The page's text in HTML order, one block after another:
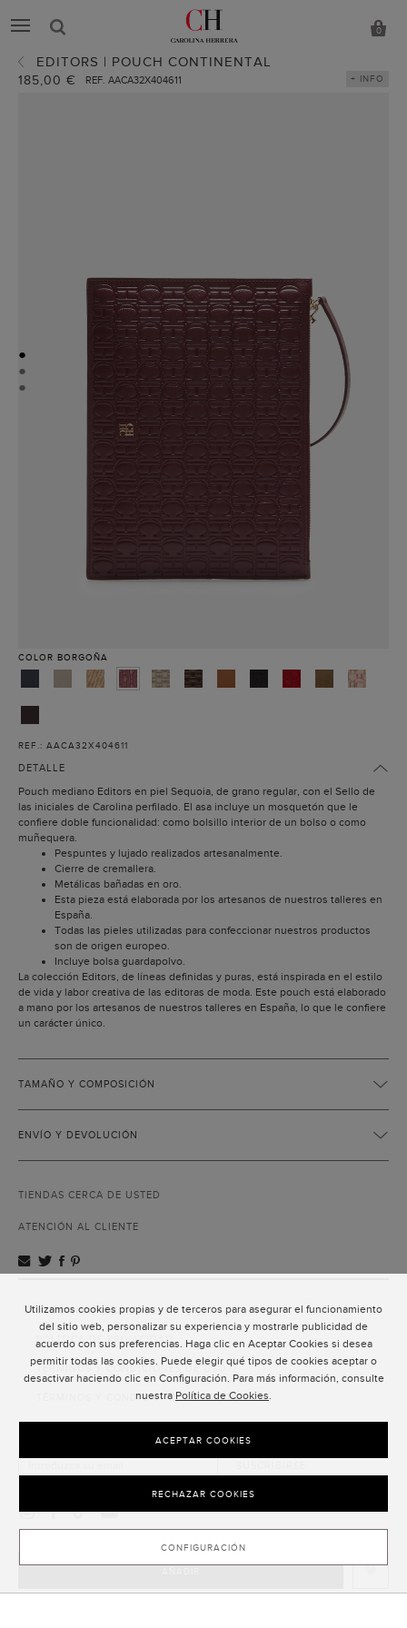
Utilizamos cookies propias y de terceros para asegurar el funcionamiento
del sitio web, personalizar su experiencia y mostrarle publicidad de
acuerdo con sus preferencias. Haga clic en Aceptar Cookies si desea
permitir todas las cookies. Puede elegir qué tipos de cookies aceptar o
desactivar haciendo clic en Configuración. Para más información, consulte
nuestra Política de Cookies.
CONFIGURACIÓN
RECHAZAR COOKIES
ACEPTAR COOKIES
0
EDITORS | POUCH CONTINENTAL
185,00 € REF. AACA32X404611 + INFO
●
●
●
COLOR BORGOÑA
REF.: AACA32X404611
DETALLE
Pouch mediano Editors en piel Sequoia, de grano regular, con el Sello de
las iniciales de Carolina perfilado. El asa incluye un mosquetón que le
confiere doble funcionalidad: como bolsillo interior de un bolso o como
muñequera.
Pespuntes y lujado realizados artesanalmente.
Cierre de cremallera.
Metálicas bañadas en oro.
Esta pieza está elaborada por los artesanos de nuestros talleres en
España.
Todas las pieles utilizadas para confeccionar nuestros productos
son de origen europeo.
Incluye bolsa guardapolvo.
La colección Editors, de líneas definidas y puras, está inspirada en el estilo
de vida y labor creativa de las editoras de moda. Este pouch está elaborado
a mano por los artesanos de nuestros talleres en España, lo que le confiere
un carácter único.
TAMAÑO Y COMPOSICIÓN
ENVÍO Y DEVOLUCIÓN
TIENDAS CERCA DE USTED
ATENCIÓN AL CLIENTE
ATENCIÓN AL CLIENTE
POLÍTICA DE PRIVACIDAD
TÉRMINOS Y CONDICIONES DE USO
TÉRMINOS Y CONDICIONES DE VENTA
SUSCRIPCIÓN AL NEWSLETTER